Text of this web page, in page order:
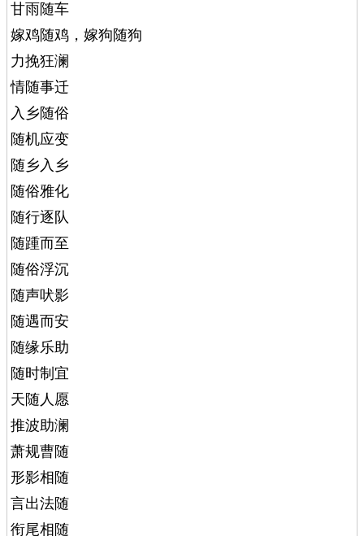
甘雨随车
嫁鸡随鸡，嫁狗随狗
力挽狂澜
情随事迁
入乡随俗
随机应变
随乡入乡
随俗雅化
随行逐队
随踵而至
随俗浮沉
随声吠影
随遇而安
随缘乐助
随时制宜
天随人愿
推波助澜
萧规曹随
形影相随
言出法随
衔尾相随